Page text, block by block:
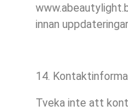
innan
14.
Tveka inte att